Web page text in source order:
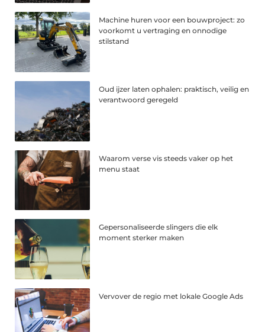
Machine huren voor een bouwproject: zo
voorkomt u vertraging en onnodige
stilstand
Oud ijzer laten ophalen: praktisch, veilig en
verantwoord geregeld
Waarom verse vis steeds vaker op het
menu staat
Gepersonaliseerde slingers die elk
moment sterker maken
Vervover de regio met lokale Google Ads